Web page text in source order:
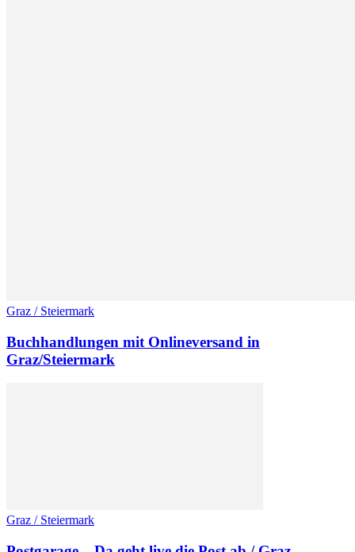
Graz / Steiermark
Buchhandlungen mit Onlineversand in
Graz/Steiermark
Graz / Steiermark